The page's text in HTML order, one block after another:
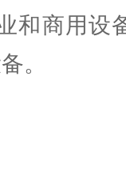
和商用设
。